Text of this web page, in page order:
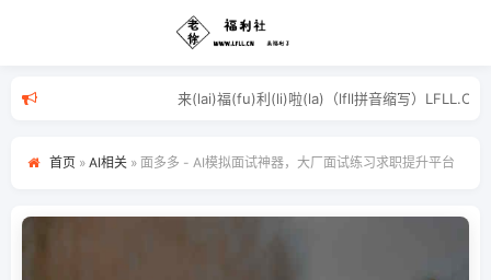
来(lai)福(fu)利(li)啦(la)（lfll拼音缩写）LFLL.CN
首页 » AI相关 » 面多多 - AI模拟面试神器，大厂面试练习求职提升平台